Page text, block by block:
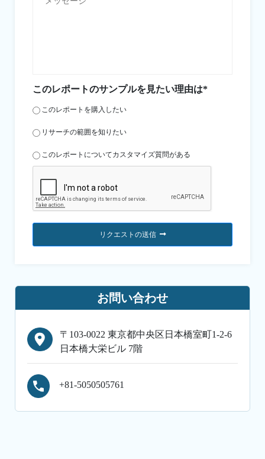
このレポートのサンプルを見たい理由は*
このレポートを購入したい
リサーチの範囲を知りたい
このレポートについてカスタマイズ質問がある
リクエストの送信
お問い合わせ
〒103-0022 東京都中央区日本橋室町1-2-6
日本橋大栄ビル 7階
+81-5050505761